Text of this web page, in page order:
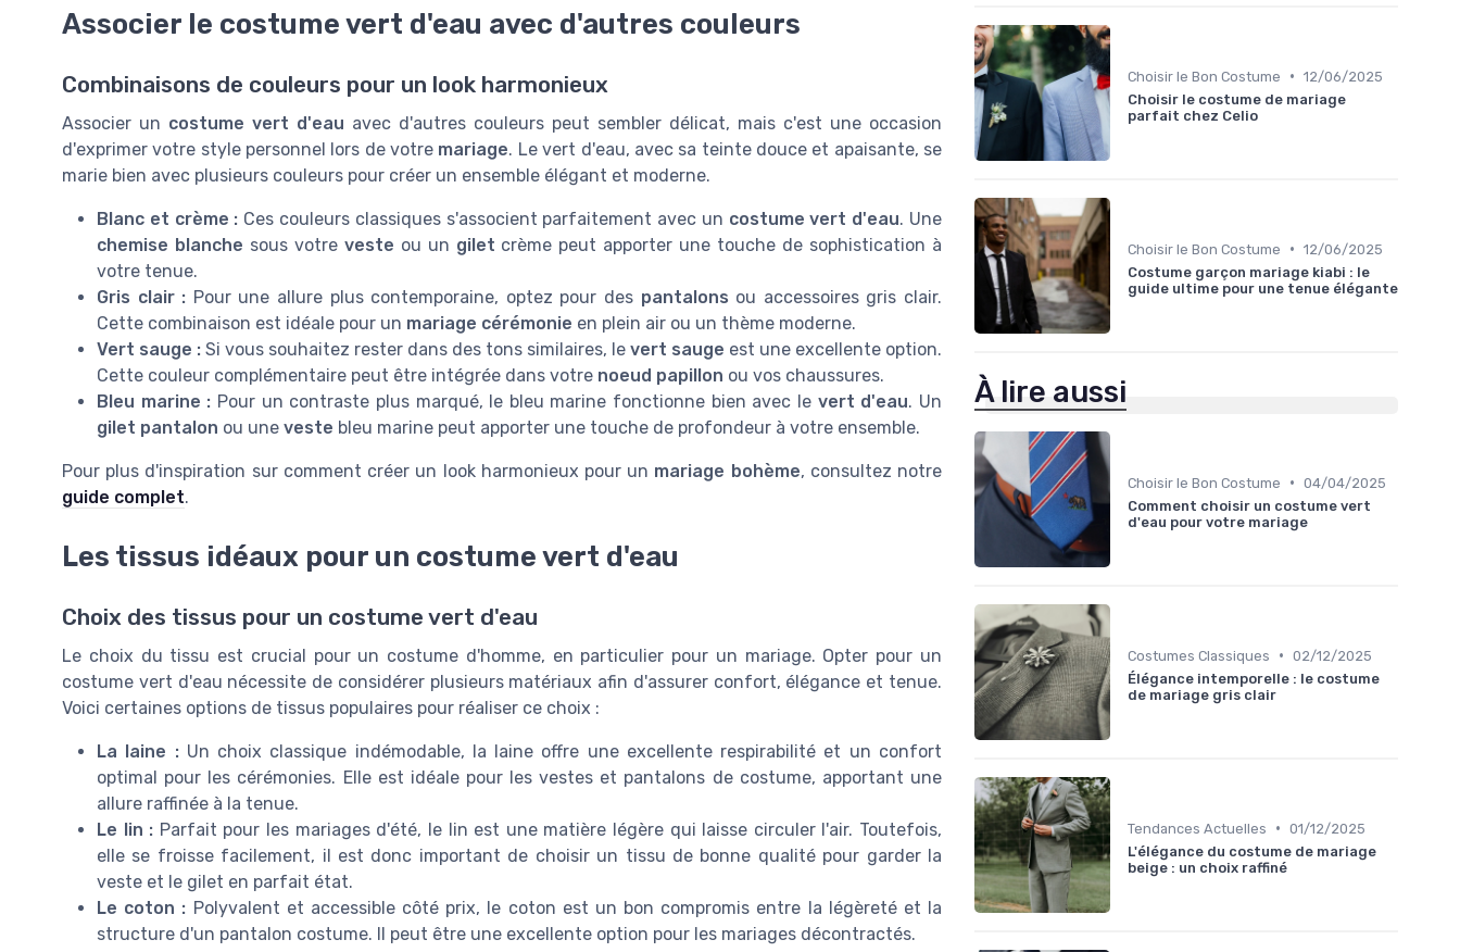
Associer le costume vert d'eau avec d'autres couleurs
Combinaisons de couleurs pour un look harmonieux
Associer un costume vert d'eau avec d'autres couleurs peut sembler délicat, mais c'est une occasion
d'exprimer votre style personnel lors de votre mariage. Le vert d'eau, avec sa teinte douce et apaisante, se
marie bien avec plusieurs couleurs pour créer un ensemble élégant et moderne.
Blanc et crème : Ces couleurs classiques s'associent parfaitement avec un costume vert d'eau. Une
chemise blanche sous votre veste ou un gilet crème peut apporter une touche de sophistication à
votre tenue.
Gris clair : Pour une allure plus contemporaine, optez pour des pantalons ou accessoires gris clair.
Cette combinaison est idéale pour un mariage cérémonie en plein air ou un thème moderne.
Vert sauge : Si vous souhaitez rester dans des tons similaires, le vert sauge est une excellente option.
Cette couleur complémentaire peut être intégrée dans votre noeud papillon ou vos chaussures.
Bleu marine : Pour un contraste plus marqué, le bleu marine fonctionne bien avec le vert d'eau. Un
gilet pantalon ou une veste bleu marine peut apporter une touche de profondeur à votre ensemble.
Pour plus d'inspiration sur comment créer un look harmonieux pour un mariage bohème, consultez notre
guide complet.
Les tissus idéaux pour un costume vert d'eau
Choix des tissus pour un costume vert d'eau
Le choix du tissu est crucial pour un costume d'homme, en particulier pour un mariage. Opter pour un
costume vert d'eau nécessite de considérer plusieurs matériaux afin d'assurer confort, élégance et tenue.
Voici certaines options de tissus populaires pour réaliser ce choix :
La laine :Un choix classique indémodable, la laine offre une excellente respirabilité et un confort
optimal pour les cérémonies. Elle est idéale pour les vestes et pantalons de costume, apportant une
allure raffinée à la tenue.
Le lin : Parfait pour les mariages d'été, le lin est une matière légère qui laisse circuler l'air. Toutefois,
elle se froisse facilement, il est donc important de choisir un tissu de bonne qualité pour garder la
veste et le gilet en parfait état.
Le coton : Polyvalent et accessible côté prix, le coton est un bon compromis entre la légèreté et la
structure d'un pantalon costume. Il peut être une excellente option pour les mariages décontractés.
Choisir le Bon Costume • 12/06/2025
Choisir le costume de mariage
parfait chez Celio
Choisir le Bon Costume • 12/06/2025
Costume garçon mariage kiabi : le
guide ultime pour une tenue élégante
À lire aussi
Choisir le Bon Costume • 04/04/2025
Comment choisir un costume vert
d'eau pour votre mariage
Costumes Classiques • 02/12/2025
Élégance intemporelle : le costume
de mariage gris clair
Tendances Actuelles • 01/12/2025
L'élégance du costume de mariage
beige : un choix raffiné